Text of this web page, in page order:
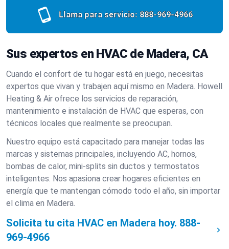
Llama para servicio: 888-969-4966
Sus expertos en HVAC de Madera, CA
Cuando el confort de tu hogar está en juego, necesitas
expertos que vivan y trabajen aquí mismo en Madera. Howell
Heating & Air ofrece los servicios de reparación,
mantenimiento e instalación de HVAC que esperas, con
técnicos locales que realmente se preocupan.
Nuestro equipo está capacitado para manejar todas las
marcas y sistemas principales, incluyendo AC, hornos,
bombas de calor, mini-splits sin ductos y termostatos
inteligentes. Nos apasiona crear hogares eficientes en
energía que te mantengan cómodo todo el año, sin importar
el clima en Madera.
Solicita tu cita HVAC en Madera hoy. 888-
969-4966